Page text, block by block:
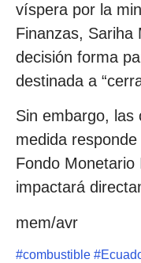
víspera por la
Finanzas, Sariha
decisión forma
destinada a
Sin embargo, las
medida
Fondo
impactará
mem/avr
#combustible #